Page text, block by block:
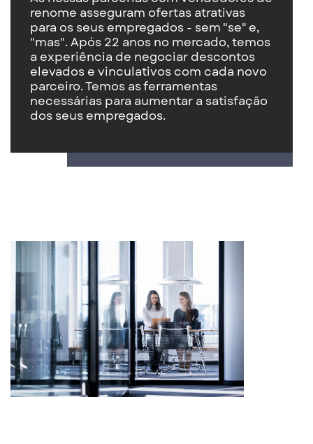
renome asseguram ofertas atrativas
para os seus empregados - sem "se" e,
"mas". Após 22 anos no mercado, temos
a experiência de negociar descontos
elevados e vinculativos com cada novo
parceiro. Temos as ferramentas
necessárias para aumentar a satisfação
dos seus empregados.